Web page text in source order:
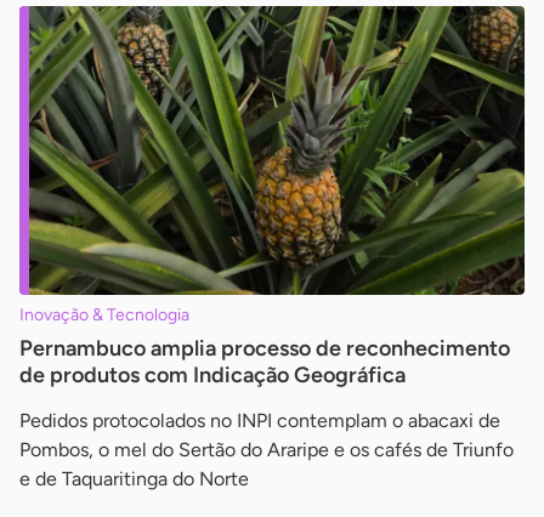
Inovação & Tecnologia
Pernambuco amplia processo de reconhecimento
de produtos com Indicação Geográfica
Pedidos protocolados no INPI contemplam o abacaxi de
Pombos, o mel do Sertão do Araripe e os cafés de Triunfo
e de Taquaritinga do Norte